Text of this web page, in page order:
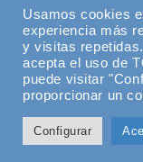
Usamos cookies
experiencia más
y visitas
acepta el uso de
puede visitar
proporcionar un
Configurar